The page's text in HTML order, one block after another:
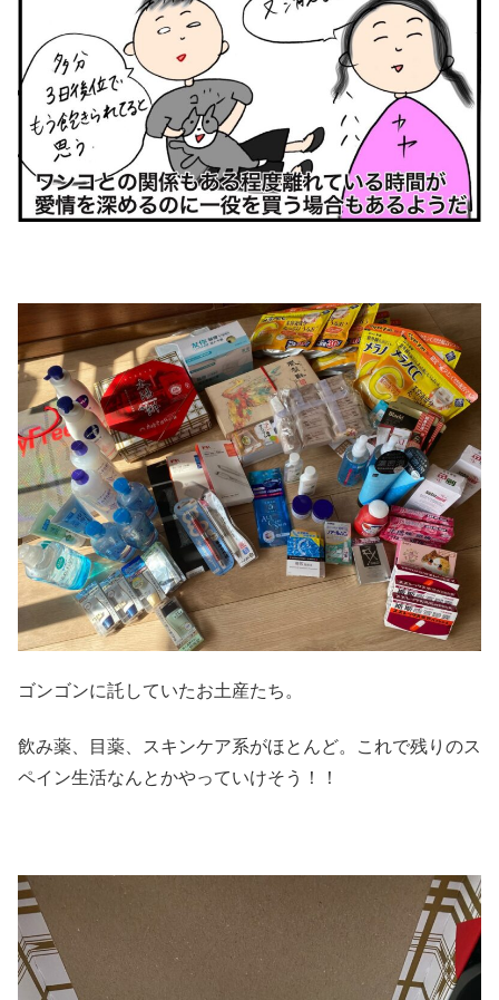
ゴンゴンに託していたお土産たち。
飲み薬、目薬、スキンケア系がほとんど。これで残りのス
ペイン生活なんとかやっていけそう！！